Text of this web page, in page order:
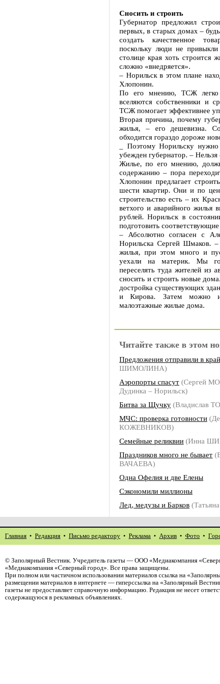
Сносить и строить
Губернатор предложил
первых, в старых домах –
создать качественное
поскольку люди не
столице края хоть
сложно «внедряется».
– Норильск в этом плане
Хлопонин.
По его мнению, ТСЖ легко
вселяются собственники и
ТСЖ помогает эффективнее
Вторая причина, почему
жилья, – его дешевизна.
обходится гораздо дороже
_ Поэтому Норильску
убежден губернатор. –
Жилье, по его мнению,
содержанию – пора
Хлопонин предлагает
шести квартир. Они и по
строительство есть – их
ветхого и аварийного
рублей. Норильск в
подготовить
– Абсолютно согласен с
Норильска Сергей Шмаков.
жилья, при этом много и
уехали на материк. Мы
переселять туда жителей из
сносить и строить новые
достройка существующих
и Кирова. Затем можно
малоэтажные жилые дома.
Читайте также в этом
Предложения отправили в край
ШИМОЛИНА)
Аэропорты спасут (Сергей
Дудинка – Норильск)
Битва за Щучку (Владислав
МЧС: проверка готовности
КОЖЕВНИКОВ)
Семейные реликвии (Инна
Праздников много не бывает
ВАЧАЕВА)
Одна Офелия и две Елены
Сэкономили миллионы
Лед, медузы и Барков
Главная • Редакция • Письмо редактору • Реклама • Архив • Фото •
© Заполярный Вестник. Учредитель газеты — ООО «Медиакомпания
«Медиакомпания «Северный город». Все права защищены.
При полном или частичном использовании материалов ссылка на
размещении материалов в интернете — гиперссылка на «Заполярный
газеты не предоставляет справочную информацию. Редакция не несет
содержащуюся в рекламных объявлениях.